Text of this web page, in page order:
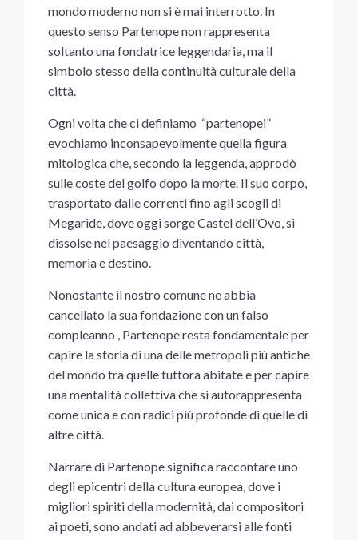
mondo moderno non si è mai interrotto. In
questo senso Partenope non rappresenta
soltanto una fondatrice leggendaria, ma il
simbolo stesso della continuità culturale della
città.
Ogni volta che ci definiamo “partenopei”
evochiamo inconsapevolmente quella figura
mitologica che, secondo la leggenda, approdò
sulle coste del golfo dopo la morte. Il suo corpo,
trasportato dalle correnti fino agli scogli di
Megaride, dove oggi sorge Castel dell’Ovo, si
dissolse nel paesaggio diventando città,
memoria e destino.
Nonostante il nostro comune ne abbia
cancellato la sua fondazione con un falso
compleanno , Partenope resta fondamentale per
capire la storia di una delle metropoli più antiche
del mondo tra quelle tuttora abitate e per capire
una mentalità collettiva che si autorappresenta
come unica e con radici più profonde di quelle di
altre città.
Narrare di Partenope significa raccontare uno
degli epicentri della cultura europea, dove i
migliori spiriti della modernità, dai compositori
ai poeti, sono andati ad abbeverarsi alle fonti